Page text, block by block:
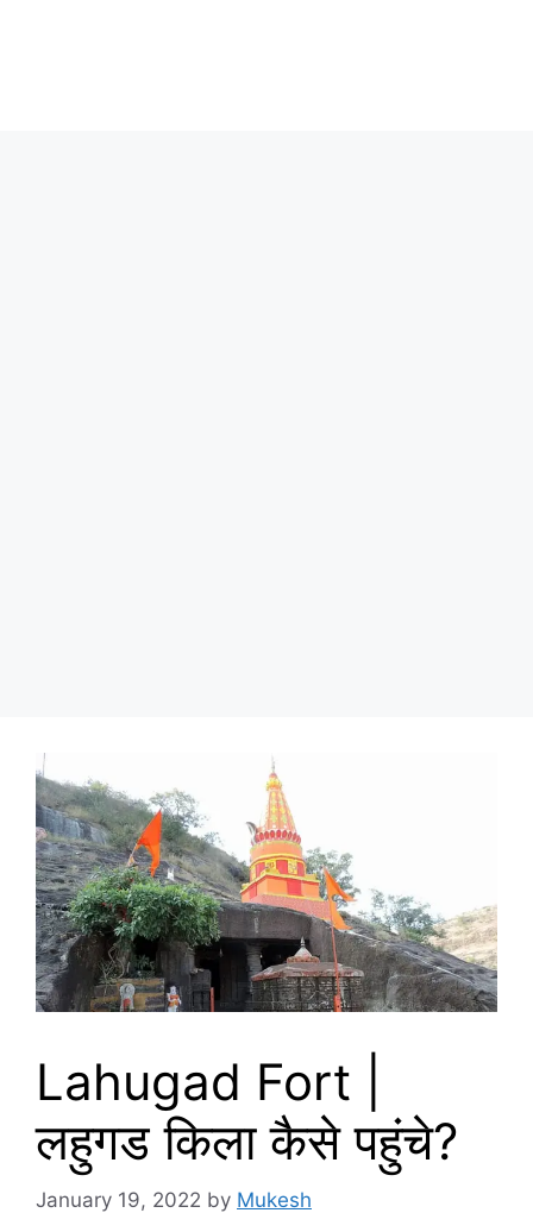
Lahugad Fort |
लहुगड किला कैसे पहुंचे?
January 19, 2022 by Mukesh